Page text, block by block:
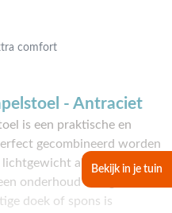
Bekijk in je tuin
comfort
- Antraciet
is een praktische en
gecombineerd worden
aluminium
onderhoud nodig. Af en
doek of spons is